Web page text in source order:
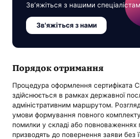
Зв’яжіться з нашими
Зв'яжіться з нами
Порядок отримання
Процедура оформлення сертифіката
здійснюється в рамках державної
адміністративним маршрутом.
умови формування повного
помилки у складі або повноваженнях
призводять до повернення заяви без